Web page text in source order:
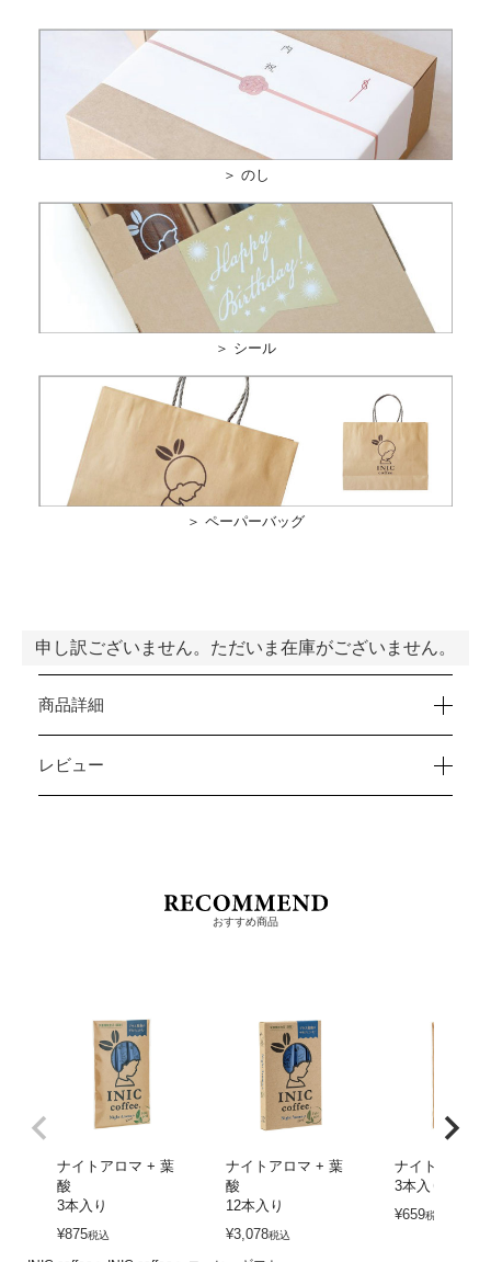
＞ のし
＞ シール
＞ ペーパーバッグ
申し訳ございません。ただいま在庫がございません。
商品詳細
レビュー
おすすめ商品
ナイトアロマ + 葉
酸
3本入り
¥875税込
ナイトアロマ + 葉
酸
12本入り
¥3,078税込
ナイトアロマ
3本入り
¥659税込